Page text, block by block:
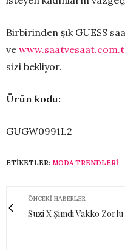
Birbirinden şık GUESS
ve
sizi bekliyor.
Ürün kodu:
GUGW0991L2
ETIKETLER: MODA TRENDLERI
ÖNCEKI HABERLER
Suzi X Şimdi Vakko Zorlu